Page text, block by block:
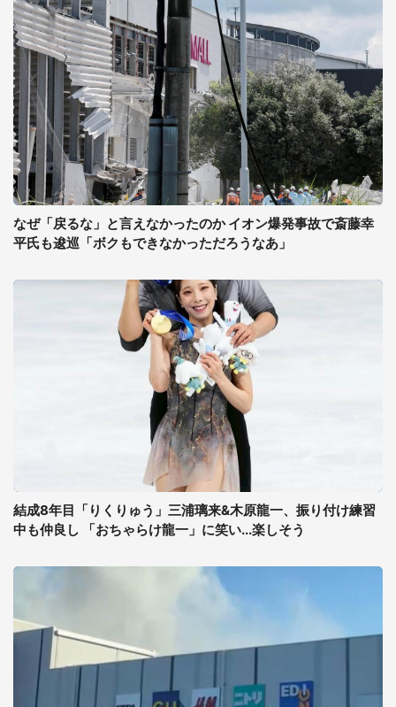
なぜ「戻るな」と言えなかったのか イオン爆発事故で斎藤幸
平氏も逡巡「ボクもできなかっただろうなあ」
結成8年目「りくりゅう」三浦璃来&木原龍一、振り付け練習
中も仲良し 「おちゃらけ龍一」に笑い...楽しそう